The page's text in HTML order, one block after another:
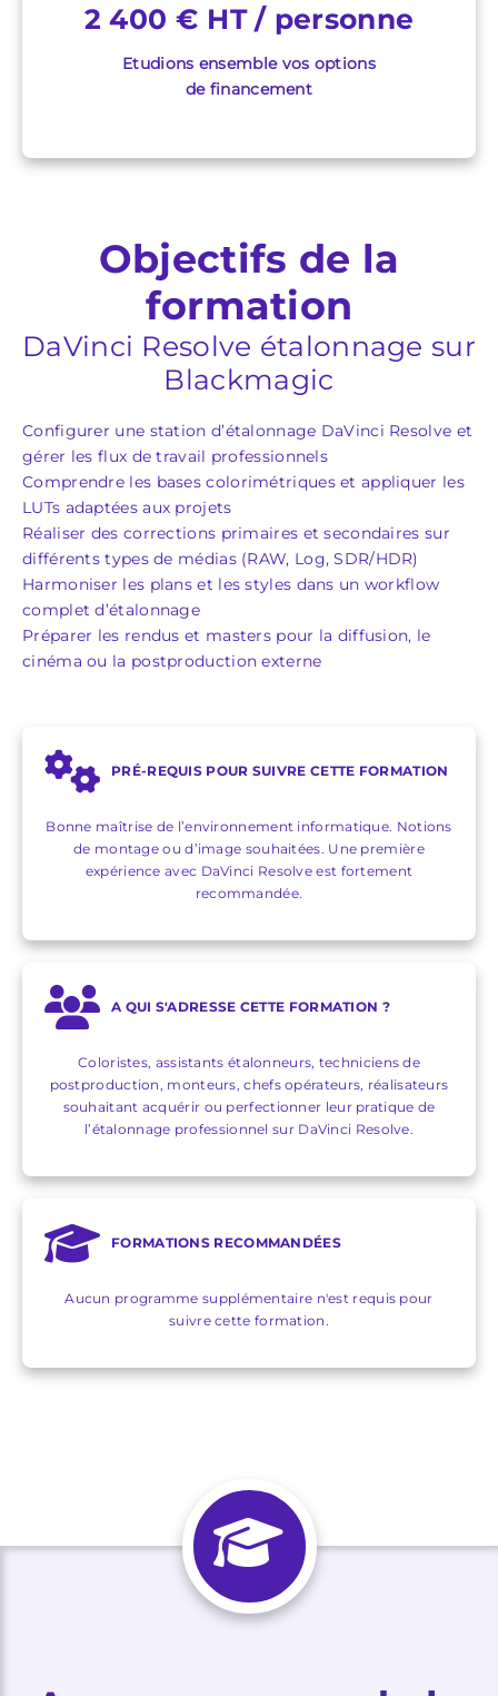
2 400 € HT / personne
Etudions ensemble vos options
de financement
Objectifs de la
formation
DaVinci Resolve étalonnage sur
Blackmagic
Configurer une station d’étalonnage DaVinci Resolve et
gérer les flux de travail professionnels
Comprendre les bases colorimétriques et appliquer les
LUTs adaptées aux projets
Réaliser des corrections primaires et secondaires sur
différents types de médias (RAW, Log, SDR/HDR)
Harmoniser les plans et les styles dans un workflow
complet d’étalonnage
Préparer les rendus et masters pour la diffusion, le
cinéma ou la postproduction externe
PRÉ-REQUIS POUR SUIVRE CETTE FORMATION
Bonne maîtrise de l’environnement informatique. Notions
de montage ou d’image souhaitées. Une première
expérience avec DaVinci Resolve est fortement
recommandée.
A QUI S'ADRESSE CETTE FORMATION ?
Coloristes, assistants étalonneurs, techniciens de
postproduction, monteurs, chefs opérateurs, réalisateurs
souhaitant acquérir ou perfectionner leur pratique de
l’étalonnage professionnel sur DaVinci Resolve.
FORMATIONS RECOMMANDÉES
Aucun programme supplémentaire n'est requis pour
suivre cette formation.